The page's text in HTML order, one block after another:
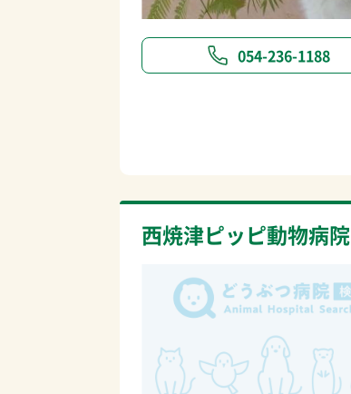
054-236-1188
西焼津ピッピ動物病院